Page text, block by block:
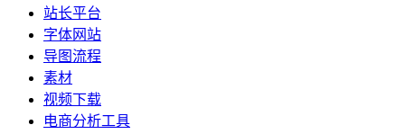
站长平台
字体网站
导图流程
素材
视频下载
电商分析工具